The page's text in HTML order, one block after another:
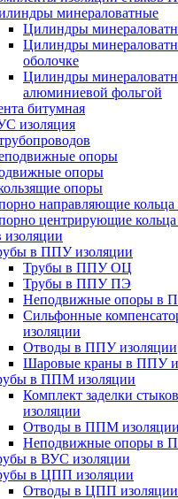
минераловатные
Цилиндры
Цилиндры
оболочке
Цилиндры
алюминиевой фольгой
битумная
изоляция
опоры
опоры
опоры
направляющие
центрирующие
изоляции
в ППУ изоляции
Трубы в ППУ ОЦ
Трубы в ППУ ПЭ
Неподвижные опоры в
Сильфонные
изоляции
Отводы в ППУ изоляции
Шаровые краны в ППУ
в ППМ изоляции
Комплект заделки
изоляции
Отводы в ППМ изоляции
Неподвижные опоры в
в ВУС изоляции
в ЦПП изоляции
Отводы в ЦПП изоляции